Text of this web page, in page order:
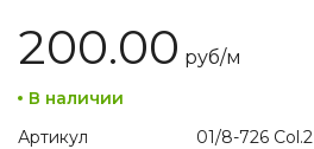
200.00 руб/м
В наличии
Артикул
01/8-726 Col.2